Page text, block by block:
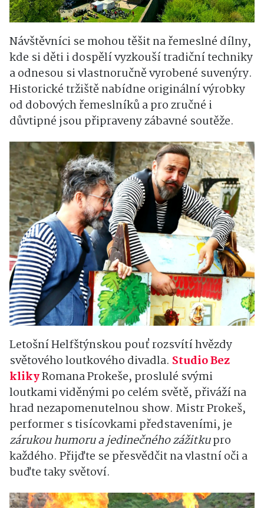
Návštěvníci se mohou těšit na řemeslné dílny,
kde si děti i dospělí vyzkouší tradiční techniky
a odnesou si vlastnoručně vyrobené suvenýry.
Historické tržiště nabídne originální výrobky
od dobových řemeslníků a pro zručné i
důvtipné jsou připraveny zábavné soutěže.
Letošní Helfštýnskou pouť rozsvítí hvězdy
světového loutkového divadla. Studio Bez
klikyRomana Prokeše, proslulé svými
loutkami viděnými po celém světě, přiváží na
hrad nezapomenutelnou show. Mistr Prokeš,
performer s tisícovkami představeními, je
zárukou humoru a jedinečného zážitkupro
každého. Přijďte se přesvědčit na vlastní oči a
buďte taky světoví.